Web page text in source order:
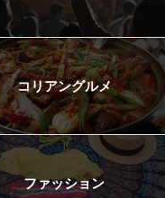
コリアングルメ
ファッション